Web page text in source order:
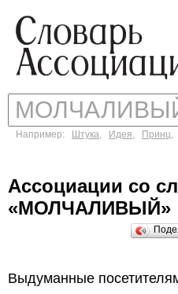
Например: Штука, Идея, Принц,
Ассоциации со
«МОЛЧАЛИВЫЙ»
Выдуманные